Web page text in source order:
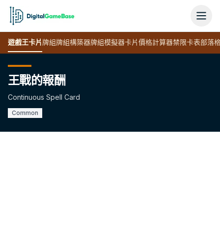
遊戲王卡片牌組牌組構築器牌組模擬器卡片價格計算器禁限卡表部落
王戰的報酬
Continuous Spell Card
Common